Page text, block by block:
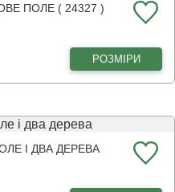
ПОЛЕ ( 24327 )
РОЗМІРИ
І ДВА ДЕРЕВА